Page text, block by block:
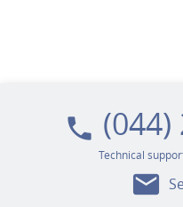
local_phone (044)
Technical
mail